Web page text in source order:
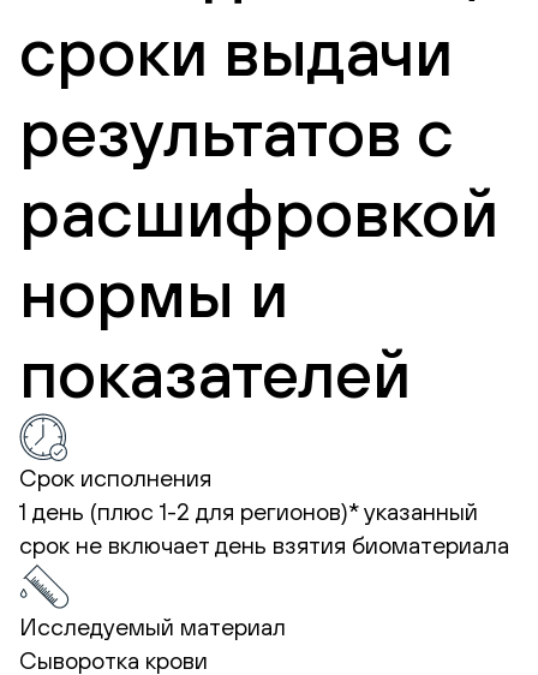
сроки выдачи
результатов с
расшифровкой
нормы и
показателей
Срок исполнения
1 день (плюс 1-2 для регионов)*указанный
срок не включает день взятия биоматериала
Исследуемый материал
Сыворотка крови